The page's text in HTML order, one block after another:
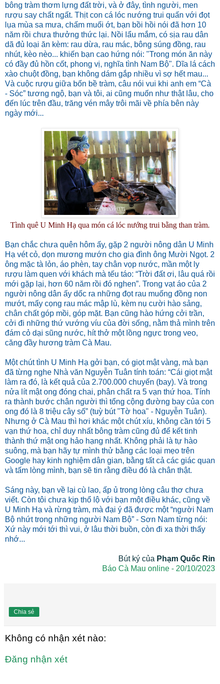
bông tràm thơm lựng đất trời, và ở đây, tình người, men
rượu say chất ngất. Thịt con cá lóc nướng trui quấn với đọt
lụa mùa sa mưa, chấm muối ớt, bạn bồi hồi nói đã hơn 10
năm rồi chưa thưởng thức lại. Nồi lẩu mắm, có sịa rau dân
dã đủ loại ăn kèm: rau dừa, rau mác, bông súng đồng, rau
nhút, kèo nèo... khiến bạn cao hứng nói: "Trong món ăn này
có đầy đủ hồn cốt, phong vị, nghĩa tình Nam Bộ". Dĩa lá cách
xào chuột đồng, bạn không dám gắp nhiều vì sợ hết mau...
Và cuộc rượu giữa bốn bề tràm, câu nói vui khi anh em “Cà
- Sóc” tương ngộ, bạn và tôi, ai cũng muốn như thật lâu, cho
đến lúc trên đầu, trăng vén mây trôi mãi về phía bên này
ngày mới...
Tình quê U Minh Hạ qua món cá lóc nướng trui bằng than tràm.
Bạn chắc chưa quên hôm ấy, gặp 2 người nông dân U Minh
Hạ vét cỏ, dọn mương mướn cho gia đình ông Mười Ngọt. 2
ông mặc tà lỏn, áo phèn, tay chân vọp nước, mần một ly
rượu làm quen với khách mà tếu táo: “Trời đất ơi, lâu quá rồi
mới gặp lại, hơn 60 năm rồi đó nghen”. Trong vạt áo của 2
người nông dân ấy dốc ra những đọt rau muống đồng non
mướt, mấy cọng rau mác mập lù, kèm nụ cười hào sảng,
chân chất góp mồi, góp mặt. Bạn cũng hào hứng cởi trần,
cởi đi những thứ vướng víu của đời sống, nằm thả mình trên
đám cỏ dại sũng nước, hít thở một lồng ngực trong veo,
căng đầy hương tràm Cà Mau.
Một chút tình U Minh Hạ gởi bạn, có giọt mật vàng, mà bạn
đã từng nghe Nhà văn Nguyễn Tuân tính toán: “Cái giọt mật
làm ra đó, là kết quả của 2.700.000 chuyến (bay). Và trong
nửa lít mật ong đóng chai, phân chất ra 5 vạn thứ hoa. Tính
ra thành bước chân người thì tổng cộng đường bay của con
ong đó là 8 triệu cây số” (tuỳ bút "Tờ hoa" - Nguyễn Tuân).
Nhưng ở Cà Mau thì hơi khác một chút xíu, không cần tới 5
vạn thứ hoa, chỉ duy nhất bông tràm cũng đủ để kết tinh
thành thứ mật ong hảo hạng nhất. Không phải là tự hào
suông, mà bạn hãy tự mình thử bằng các loại mẹo trên
Google hay kinh nghiệm dân gian, bằng tất cả các giác quan
và tấm lòng mình, bạn sẽ tin rằng điều đó là chân thật.
Sáng này, bạn về lại cù lao, ấp ủ trong lòng câu thơ chưa
viết. Còn tôi chưa kịp thổ lộ với bạn một điều khác, cũng về
U Minh Hạ và rừng tràm, mà đại ý đã được một “người Nam
Bộ nhứt trong những người Nam Bộ” - Sơn Nam từng nói:
Xứ này mới tới thì vui, ở lâu thời buồn, còn đi xa thời thấy
nhớ...
Bút ký của Phạm Quốc Rin
Báo Cà Mau online - 20/10/2023
Chia sẻ
Không có nhận xét nào:
Đăng nhận xét